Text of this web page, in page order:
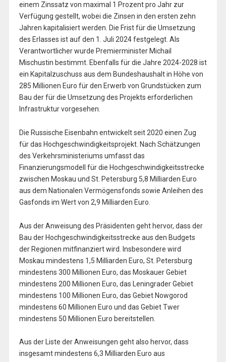
einem Zinssatz von maximal 1 Prozent pro Jahr zur
Verfügung gestellt, wobei die Zinsen in den ersten zehn
Jahren kapitalisiert werden. Die Frist für die Umsetzung
des Erlasses ist auf den 1. Juli 2024 festgelegt. Als
Verantwortlicher wurde Premierminister Michail
Mischustin bestimmt. Ebenfalls für die Jahre 2024-2028 ist
ein Kapitalzuschuss aus dem Bundeshaushalt in Höhe von
285 Millionen Euro für den Erwerb von Grundstücken zum
Bau der für die Umsetzung des Projekts erforderlichen
Infrastruktur vorgesehen.
Die Russische Eisenbahn entwickelt seit 2020 einen Zug
für das Hochgeschwindigkeitsprojekt. Nach Schätzungen
des Verkehrsministeriums umfasst das
Finanzierungsmodell für die Hochgeschwindigkeitsstrecke
zwischen Moskau und St. Petersburg 5,8 Milliarden Euro
aus dem Nationalen Vermögensfonds sowie Anleihen des
Gasfonds im Wert von 2,9 Milliarden Euro.
Aus der Anweisung des Präsidenten geht hervor, dass der
Bau der Hochgeschwindigkeitsstrecke aus den Budgets
der Regionen mitfinanziert wird. Insbesondere wird
Moskau mindestens 1,5 Milliarden Euro, St. Petersburg
mindestens 300 Millionen Euro, das Moskauer Gebiet
mindestens 200 Millionen Euro, das Leningrader Gebiet
mindestens 100 Millionen Euro, das Gebiet Nowgorod
mindestens 60 Millionen Euro und das Gebiet Twer
mindestens 50 Millionen Euro bereitstellen.
Aus der Liste der Anweisungen geht also hervor, dass
insgesamt mindestens 6,3 Milliarden Euro aus